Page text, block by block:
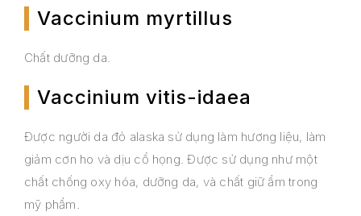
Vaccinium myrtillus
Chất dưỡng da.
Vaccinium vitis-idaea
Được người da đỏ alaska sử dụng làm hương liệu, làm
giảm cơn ho và dịu cổ họng. Được sử dụng như một
chất chống oxy hóa, dưỡng da, và chất giữ ẩm trong
mỹ phẩm.